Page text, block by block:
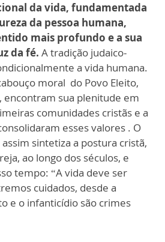
da vida, fundamentada
da pessoa humana,
mais profundo e a sua
da fé. A tradição judaico-
a vida humana.
moral do Povo Eleito,
encontram sua plenitude em
comunidades cristãs e a
esses valores . O
sintetiza a postura cristã,
ao longo dos séculos, e
tempo: “A vida deve ser
cuidados, desde a
e o infanticídio são crimes